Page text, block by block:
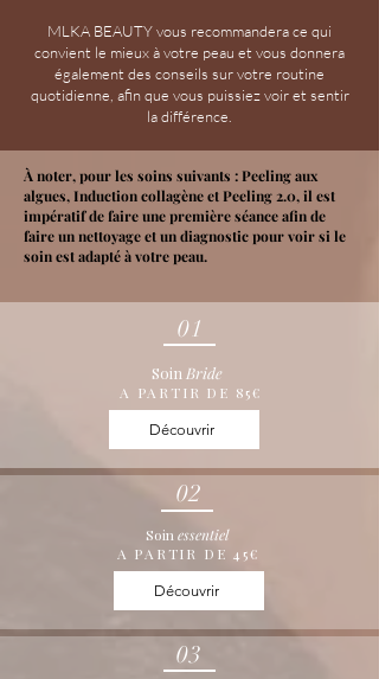
MLKA BEAUTY vous recommandera ce qui
convient le mieux à votre peau et vous donnera
également des conseils sur votre routine
quotidienne, afin que vous puissiez voir et sentir
la différence.
À noter, pour les soins suivants : Peeling aux
algues, Induction collagène et Peeling 2.0, il est
impératif de faire une première séance afin de
faire un nettoyage et un diagnostic pour voir si le
soin est adapté à votre peau.
01
SoinBride
A PARTIR DE 85€
Découvrir
02
Soinessentiel
A PARTIR DE 45€
Découvrir
03